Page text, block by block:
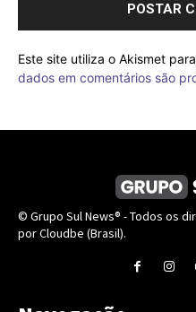
Este site utiliza o Akismet
dados em comentários são
© Grupo Sul News® - Todos os
por Cloudbe (Brasil).